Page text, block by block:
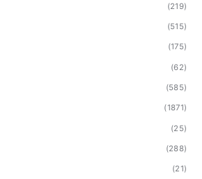
(219)
(515)
(175)
(62)
(585)
(1871)
(25)
(288)
(21)